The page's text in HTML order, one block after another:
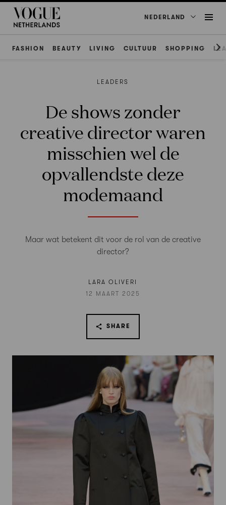
NEDERLAND
FASHION BEAUTY LIVING CULTUUR SHOPPING
LEADERS
De shows zonder
creative director waren
misschien wel de
opvallendste deze
modemaand
Maar wat betekent dit voor de rol van de creative
director?
LARA OLIVERI
12 MAART 2025
SHARE